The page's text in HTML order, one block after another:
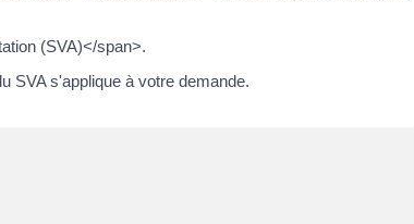
(SVA)</span>.
SVA s'applique à votre demande.